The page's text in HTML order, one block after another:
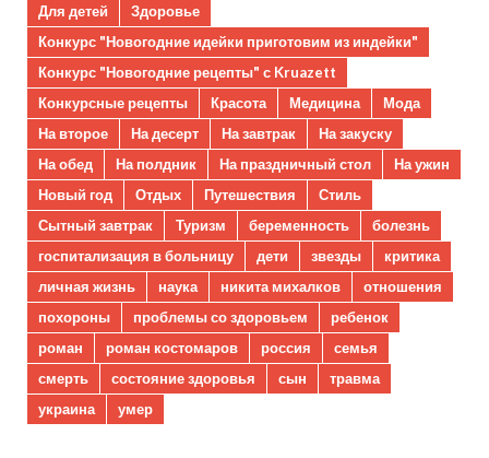
Для детей
Здоровье
Конкурс "Новогодние идейки приготовим из индейки"
Конкурс "Новогодние рецепты" с Kruazett
Конкурсные рецепты
Красота Медицина
Мода
На второе
На десерт На завтрак
На закуску
На обед
На полдник На праздничный стол
На ужин
Новый год
Отдых Путешествия
Стиль
Сытный завтрак
Туризм беременность
болезнь
госпитализация в больницу
дети звезды
критика
личная жизнь
наука никита михалков
отношения
похороны
проблемы со здоровьем
ребенок
роман
роман костомаров россия
семья
смерть
состояние здоровья сын
травма
украина
умер